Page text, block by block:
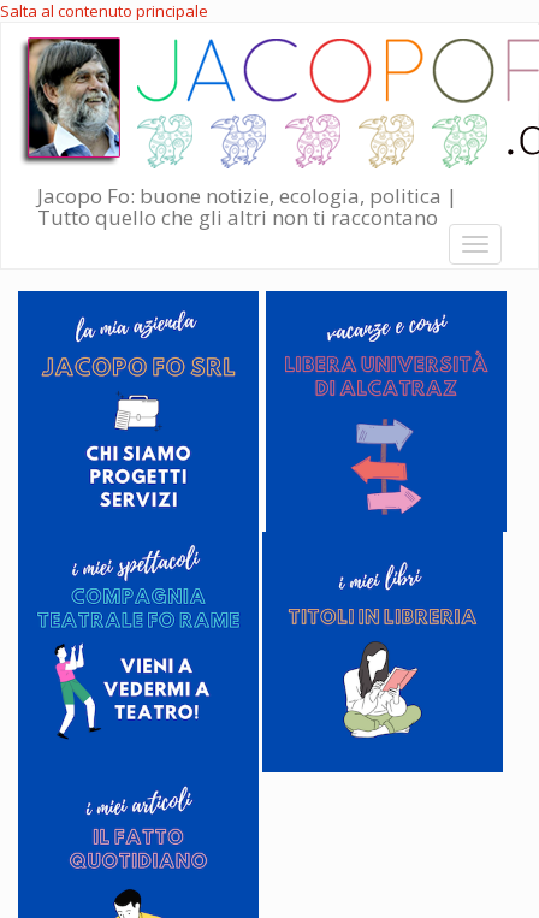
Salta al contenuto principale
Jacopo Fo: buone notizie, ecologia, politica |
Tutto quello che gli altri non ti raccontano
Toggle